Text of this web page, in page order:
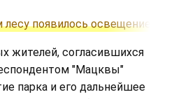
лесу появилось освещение на
жителей, согласившихся
"Мацквы"
парка и его дальнейшее